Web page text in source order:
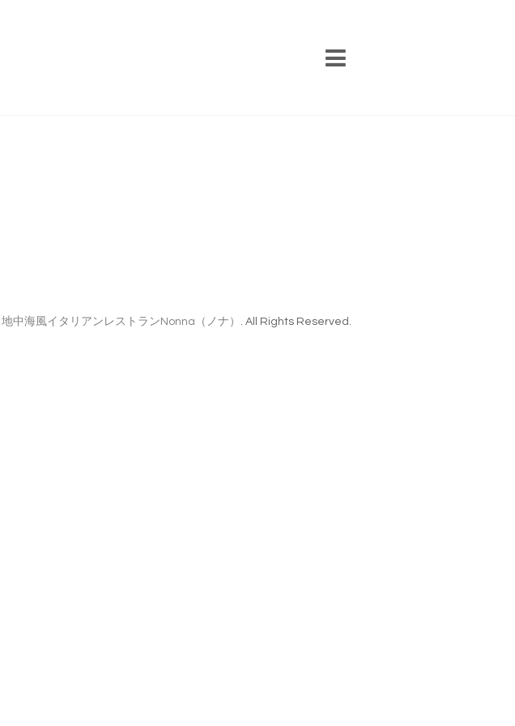
地中海風イタリアンレストランNonna（ノナ） . All Rights Reserved.